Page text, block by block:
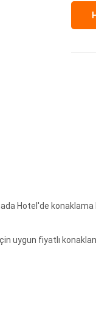
Hotel'de
uygun fiyatlı